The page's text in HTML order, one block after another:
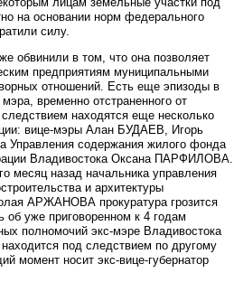
на основании норм федерального
силу.
обвинили в том, что она позволяет
предприятиям муниципальными
отношений. Есть еще эпизоды в
временно отстраненного от
находятся еще несколько
вице-мэры Алан БУДАЕВ, Игорь
Управления содержания жилого фонда
Владивостока Оксана ПАРФИЛОВА.
месяц назад начальника управления
и архитектуры
АРЖАНОВА прокуратура грозится
об уже приговоренном к 4 годам
полномочий экс-мэре Владивостока
под следствием по другому
момент носит экс-вице-губернатор